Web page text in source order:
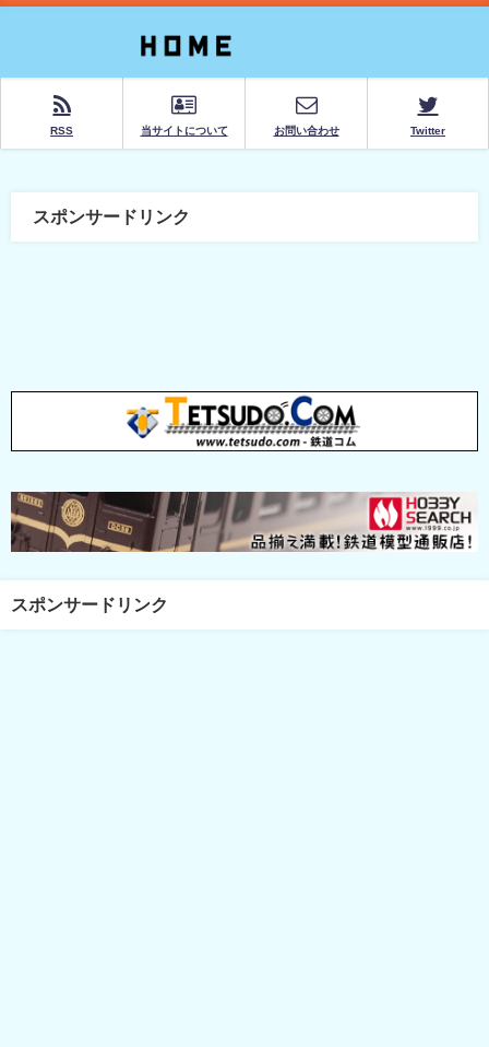
RSS 当サイトについて お問い合わせ Twitter
スポンサードリンク
スポンサードリンク